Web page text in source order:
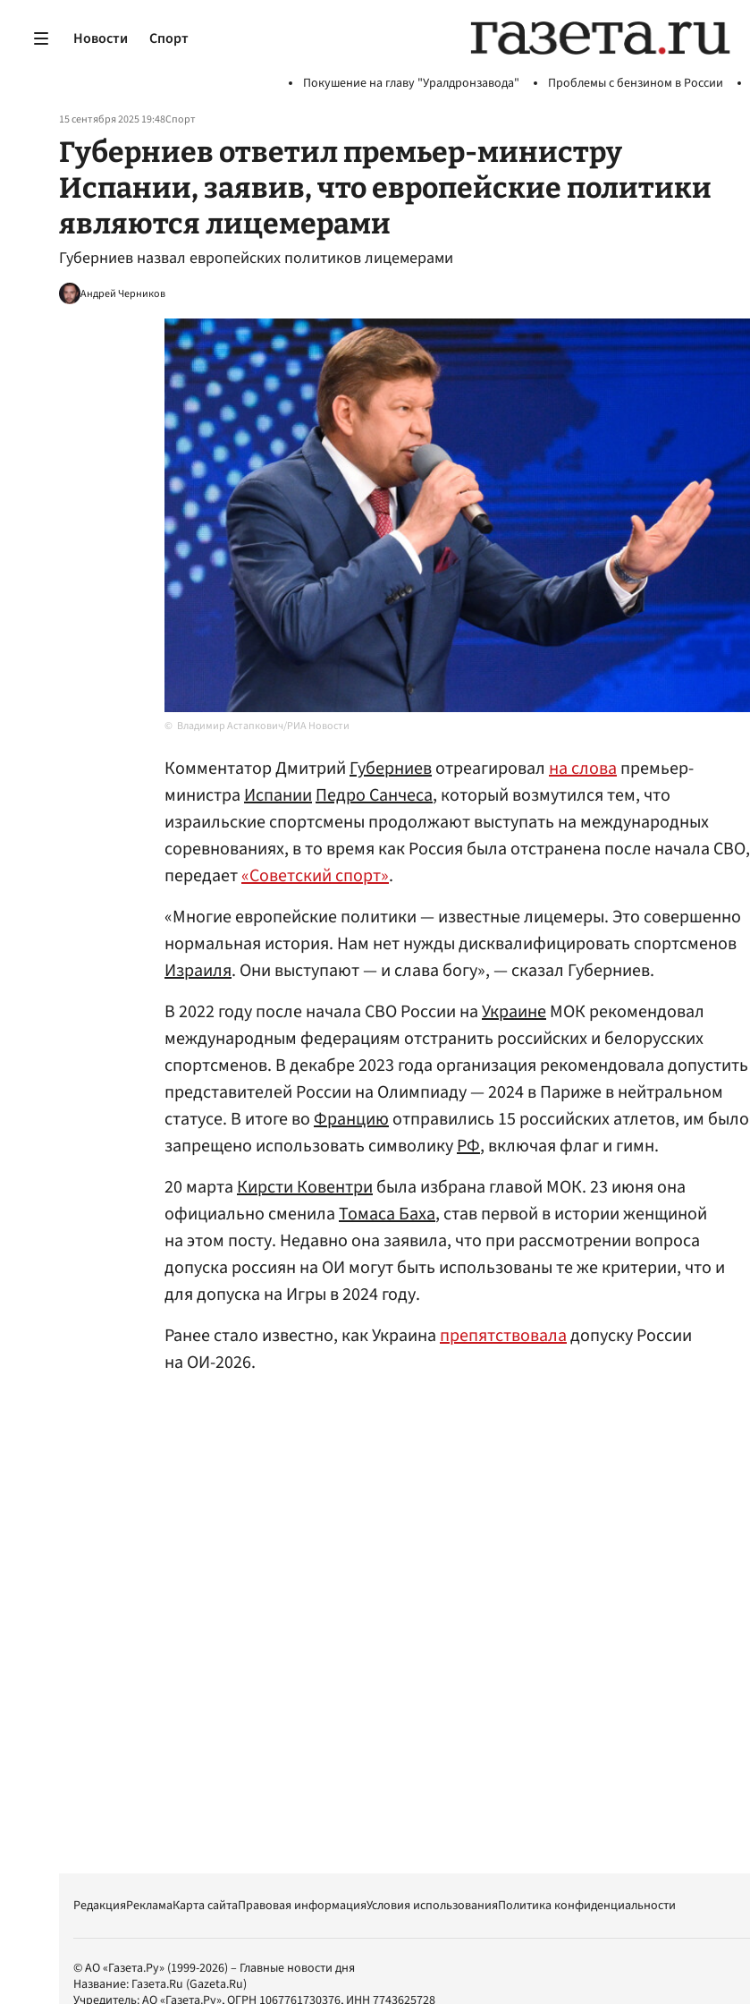
Новости Спорт
Покушение на главу "Уралдронзавода" Проблемы с бензином в России
15 сентября 2025 19:48Спорт
Губерниев ответил премьер-министру
Испании, заявив, что европейские политики
являются лицемерами
Губерниев назвал европейских политиков лицемерами
Андрей Черников
Владимир Астапкович/РИА Новости
Комментатор ДмитрийГуберниевотреагировал на словапремьер-
министраИспанииПедро Санчеса, который возмутился тем, что
израильские спортсмены продолжают выступать на международных
соревнованиях, в то время как Россия была отстранена после начала СВО,
передает«Советский спорт».
«Многие европейские политики — известные лицемеры. Это совершенно
нормальная история. Нам нет нужды дисквалифицировать спортсменов
Израиля. Они выступают — и слава богу», — сказал Губерниев.
В 2022 году после начала СВО России наУкраинеМОК рекомендовал
международным федерациям отстранить российских и белорусских
спортсменов. В декабре 2023 года организация рекомендовала допустить
представителей России на Олимпиаду — 2024 в Париже в нейтральном
статусе. В итоге воФранциюотправились 15 российских атлетов, им было
запрещено использовать символикуРФ, включая флаг и гимн.
20 мартаКирсти Ковентрибыла избрана главой МОК. 23 июня она
официально сменилаТомаса Баха, став первой в истории женщиной
на этом посту. Недавно она заявила, что при рассмотрении вопроса
допуска россиян на ОИ могут быть использованы те же критерии, что и
для допуска на Игры в 2024 году.
Ранее стало известно, как Украинапрепятствоваладопуску России
на ОИ-2026.
РедакцияРекламаКарта сайтаПравовая информацияУсловия использованияПолитика конфиденциальности
© АО «Газета.Ру» (1999-2026) – Главные новости дня
Название: Газета.Ru (Gazeta.Ru)
Учредитель:АО «Газета.Ру», ОГРН 1067761730376, ИНН 7743625728